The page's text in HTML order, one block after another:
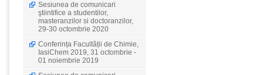
Sesiunea de comunicari
ştiintifice a studentilor,
masteranzilor si doctoranzilor,
29-30 octombrie 2020
Conferința Facultății de Chimie,
IasiChem 2019, 31 octombrie -
01 noiembrie 2019